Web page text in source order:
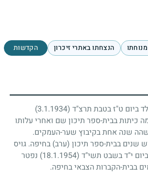
הנצחתו באתרי זיכרון הקדשות
ביום ט"ז בטבת תרצ"ד (3.1.1934)
כיתות בבית-ספר תיכון שם ואחרי עלותו
שנה אחת בקיבוץ שער-העמקים.
שנים בבית-ספר תיכון (ערב) בחיפה. גויס
י"ד בשבט תשי"ד (18.1.1954)
נפטר
בבית-הקברות הצבאי בחיפה.